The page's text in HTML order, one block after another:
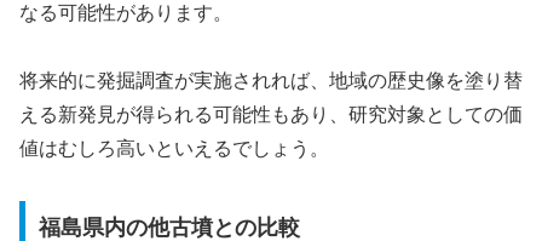
なる可能性があります。
将来的に発掘調査が実施されれば、地域の歴史像を塗り替
える新発見が得られる可能性もあり、研究対象としての価
値はむしろ高いといえるでしょう。
福島県内の他古墳との比較